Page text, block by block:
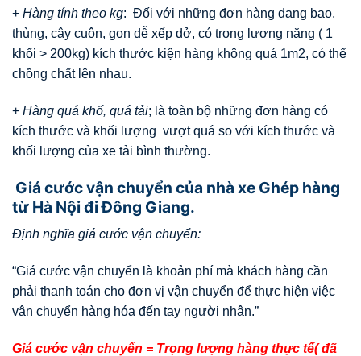
+ Hàng tính theo kg: Đối với những đơn hàng dạng bao,
thùng, cây cuộn, gọn dễ xếp dở, có trọng lượng nặng ( 1
khối > 200kg) kích thước kiện hàng không quá 1m2, có thể
chồng chất lên nhau.
+ Hàng quá khổ, quá tải; là toàn bộ những đơn hàng có
kích thước và khối lượng vượt quá so với kích thước và
khối lượng của xe tải bình thường.
Giá cước vận chuyển của nhà xe Ghép hàng
từ Hà Nội đi Đông Giang.
Định nghĩa giá cước vận chuyển:
“Giá cước vận chuyển là khoản phí mà khách hàng cần
phải thanh toán cho đơn vị vận chuyển để thực hiện việc
vận chuyển hàng hóa đến tay người nhận.”
Giá cước vận chuyển = Trọng lượng hàng thực tế( đã